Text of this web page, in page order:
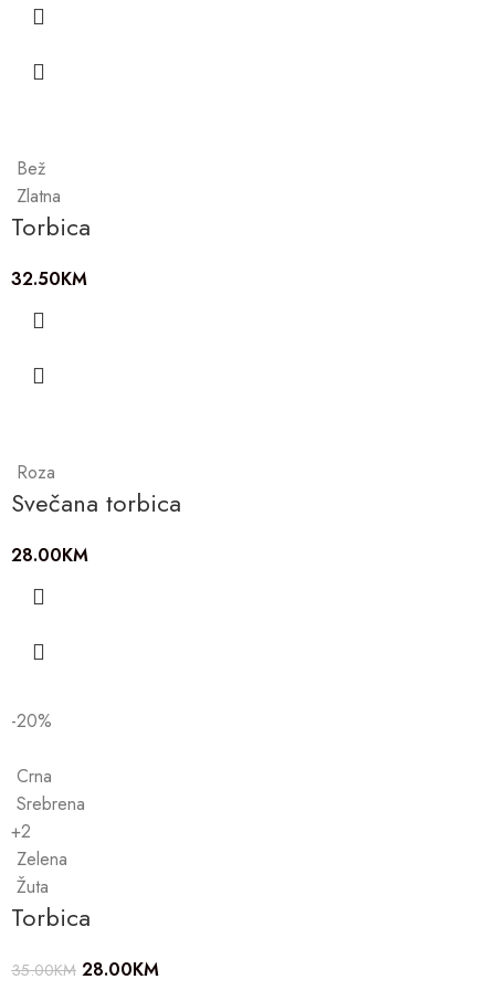
Bež
Zlatna
Torbica
32.50KM
Roza
Svečana torbica
28.00KM
-20%
Crna
Srebrena
+2
Zelena
Žuta
Torbica
35.00KM 28.00KM